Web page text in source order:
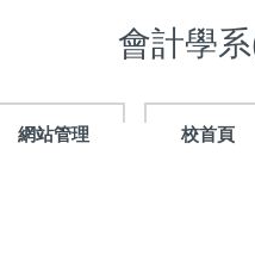
會計學
網站管理 校首頁